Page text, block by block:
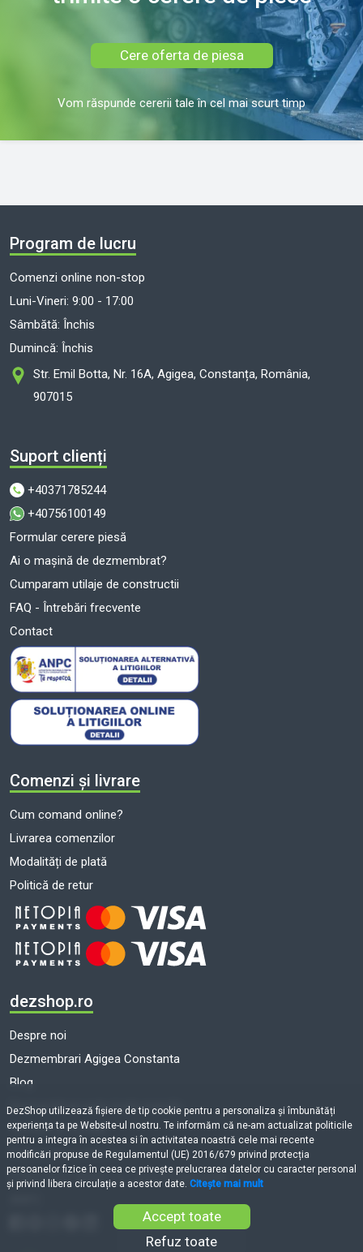
Cere oferta de piesa
Vom răspunde cererii tale în cel mai scurt timp
Program de lucru
Comenzi online non-stop
Luni-Vineri: 9:00 - 17:00
Sâmbătă: Închis
Dumincă: Închis
Str. Emil Botta, Nr. 16A, Agigea, Constanța, România,
907015
Suport clienți
+40371785244
+40756100149
Formular cerere piesă
Ai o mașină de dezmembrat?
Cumparam utilaje de constructii
FAQ - Întrebări frecvente
Contact
Comenzi și livrare
Cum comand online?
Livrarea comenzilor
Modalități de plată
Politică de retur
dezshop.ro
Despre noi
Dezmembrari Agigea Constanta
Blog
Dezmembrari auto toate marcile
Termeni și condiții
Politică de cookie-uri
Prelucrarea datelor cu caracter personal
DezShop utilizează fişiere de tip cookie pentru a personaliza și îmbunătăți
experiența ta pe Website-ul nostru. Te informăm că ne-am actualizat politicile
pentru a integra în acestea si în activitatea noastră cele mai recente
modificări propuse de Regulamentul (UE) 2016/679 privind protecția
persoanelor fizice în ceea ce privește prelucrarea datelor cu caracter personal
și privind libera circulație a acestor date. Citește mai mult
Accept toate
Refuz toate